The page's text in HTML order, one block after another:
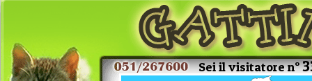
Sei il visitatore n°